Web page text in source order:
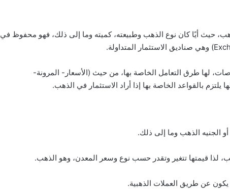
حيث أيًا كان نوع الذهب وطبيعته، كميته وما إلى ذلك، فهو محفوظ في
لها طرق التعامل الخاصة بها، من حيث (الأسعار- المرونة-
بالقواعد الخاصة بها إذا أراد الاستثمار في الذهب.
الجنيه الذهب وما إلى ذلك.
لذا قيمتها تتغير وتقدر حسب نوع وسعر المعدن، وهو الذهب.
عن طريق العملات الذهبية.